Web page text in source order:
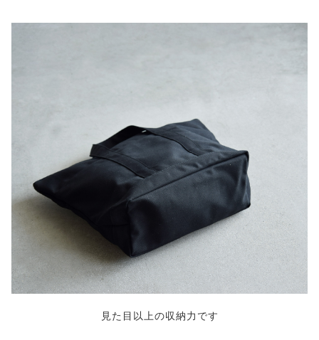
見た目以上の収納力です